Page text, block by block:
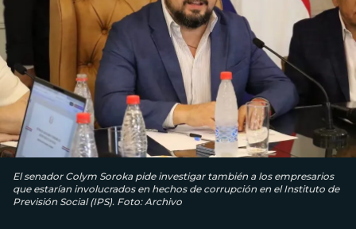
El senador Colym Soroka pide investigar también a los empresarios
que estarían involucrados en hechos de corrupción en el Instituto de
Previsión Social (IPS). Foto: Archivo